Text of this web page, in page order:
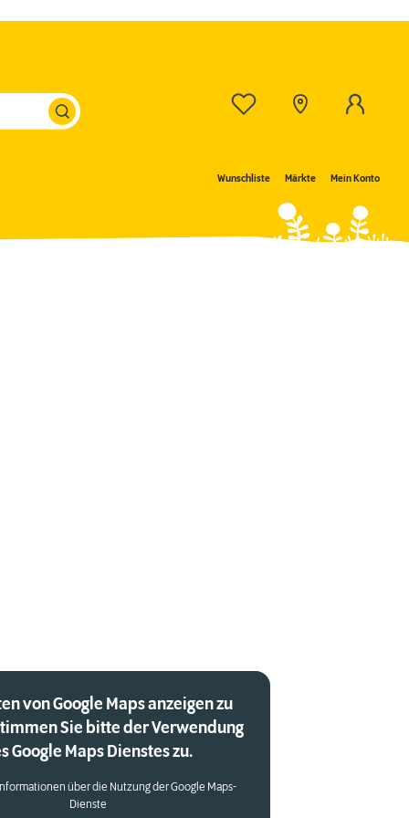
Wunschliste Märkte Mein Konto
von Google Maps anzeigen zu
Sie bitte der Verwendung
Google Maps Dienstes zu.
über die Nutzung der Google Maps-
Dienste